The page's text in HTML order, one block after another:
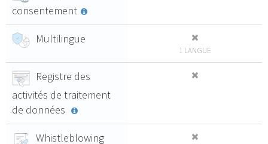
consentement
Multilingue
1 LANGUE
Registre des
activités de traitement
de données
Whistleblowing